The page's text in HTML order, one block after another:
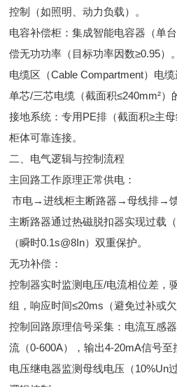
控制（如照明、动力负载）。
电容补偿柜：集成智能电容器（单
偿无功功率（目标功率因数≥0.95）。
电缆区（Cable Compartment）电
单芯/三芯电缆（截面积≤240mm²）
接地系统：专用PE排（截面积≥主
柜体可靠连接。
二、电气逻辑与控制流程
主回路工作原理正常供电：
市电→进线柜主断路器→母线排→
主断路器通过热磁脱扣器实现过载
（瞬时0.1s@8In）双重保护。
无功补偿：
控制器实时监测电压/电流相位差，
组，响应时间≤20ms（避免过补或欠
控制回路原理信号采集：电流互感
流（0-600A），输出4-20mA信号至
电压继电器监测母线电压（10%Un